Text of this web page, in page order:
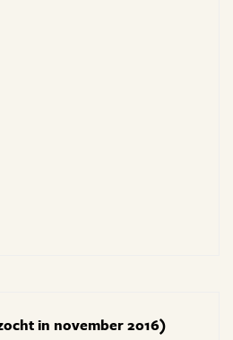
in november 2016)